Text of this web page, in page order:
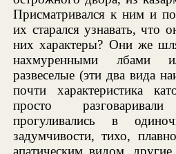
Присматривался к ним и
их старался узнавать, что
них характеры? Они же
нахмуренными лбами
развеселые (эти два вида
почти характеристика
просто
прогуливались в
задумчивости, тихо,
апатическим видом,